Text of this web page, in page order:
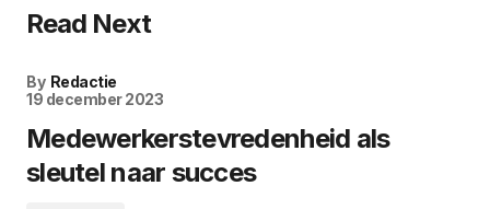
Read Next
By Redactie
19 december 2023
Medewerkerstevredenheid als
sleutel naar succes